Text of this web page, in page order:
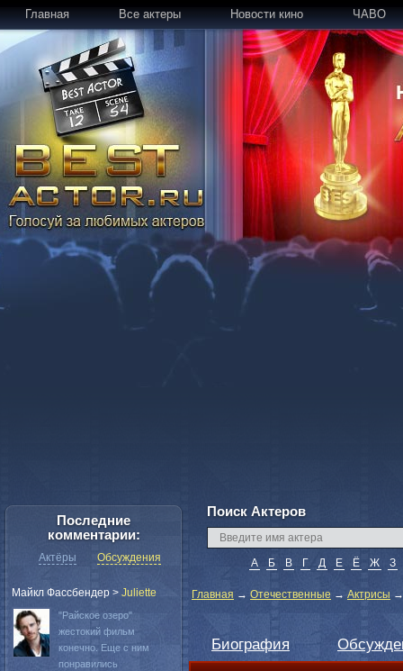
Главная Все актеры Новости кино ЧАВО
Поиск Актеров
А Б В Г Д Е Ё Ж З
Главная → Отечественные → Актрисы
Биография
Последние
комментарии:
Актёры Обсуждения
Майкл Фассбендер > Juliette
"Райское озеро"
жестокий фильм
конечно. Еще с ним
понравились